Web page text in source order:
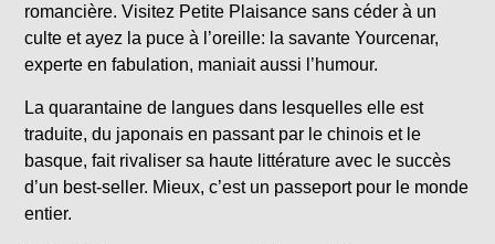
romancière. Visitez Petite Plaisance sans céder à un
culte et ayez la puce à l’oreille: la savante Yourcenar,
experte en fabulation, maniait aussi l’humour.
La quarantaine de langues dans lesquelles elle est
traduite, du japonais en passant par le chinois et le
basque, fait rivaliser sa haute littérature avec le succès
d’un best-seller. Mieux, c’est un passeport pour le monde
entier.